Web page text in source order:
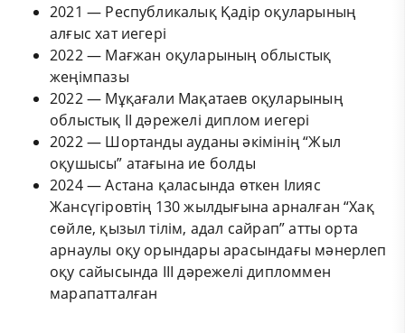
2021 — Республикалық Қадір оқуларының
алғыс хат иегері
2022 — Мағжан оқуларының облыстық
жеңімпазы
2022 — Мұқағали Мақатаев оқуларының
облыстық II дәрежелі диплом иегері
2022 — Шортанды ауданы әкімінің “Жыл
оқушысы” атағына ие болды
2024 — Астана қаласында өткен Ілияс
Жансүгіровтің 130 жылдығына арналған “Хақ
сөйле, қызыл тілім, адал сайрап” атты орта
арнаулы оқу орындары арасындағы мәнерлеп
оқу сайысында III дәрежелі дипломмен
марапатталған